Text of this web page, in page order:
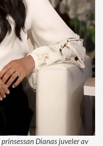
Dianas juveler av